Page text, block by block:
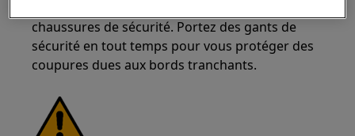
chaussures de sécurité. Portez des gants de
sécurité en tout temps pour vous protéger des
coupures dues aux bords tranchants.